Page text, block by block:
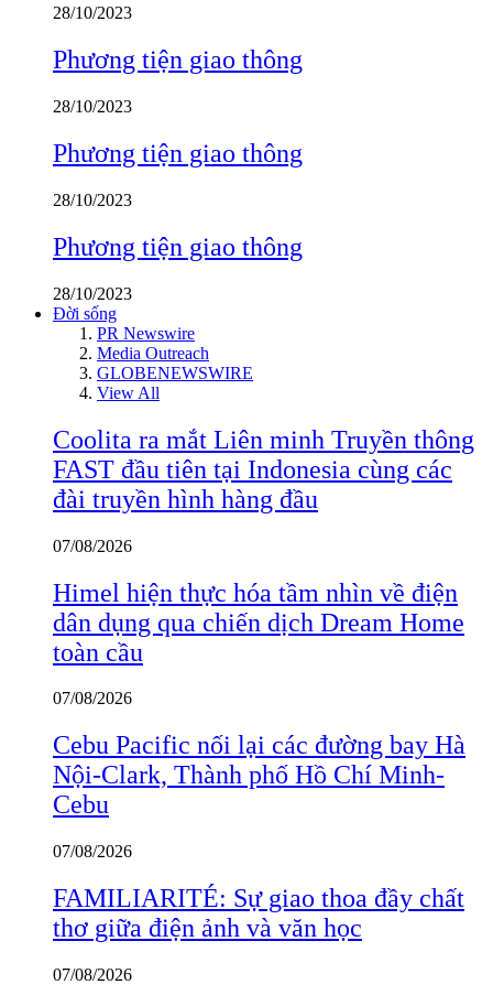
28/10/2023
Phương tiện giao thông
28/10/2023
Phương tiện giao thông
28/10/2023
Phương tiện giao thông
28/10/2023
Đời sống
PR Newswire
Media Outreach
GLOBENEWSWIRE
View All
Coolita ra mắt Liên minh Truyền thông
FAST đầu tiên tại Indonesia cùng các
đài truyền hình hàng đầu
07/08/2026
Himel hiện thực hóa tầm nhìn về điện
dân dụng qua chiến dịch Dream Home
toàn cầu
07/08/2026
Cebu Pacific nối lại các đường bay Hà
Nội-Clark, Thành phố Hồ Chí Minh-
Cebu
07/08/2026
FAMILIARITÉ: Sự giao thoa đầy chất
thơ giữa điện ảnh và văn học
07/08/2026